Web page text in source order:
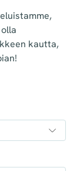
kautta,